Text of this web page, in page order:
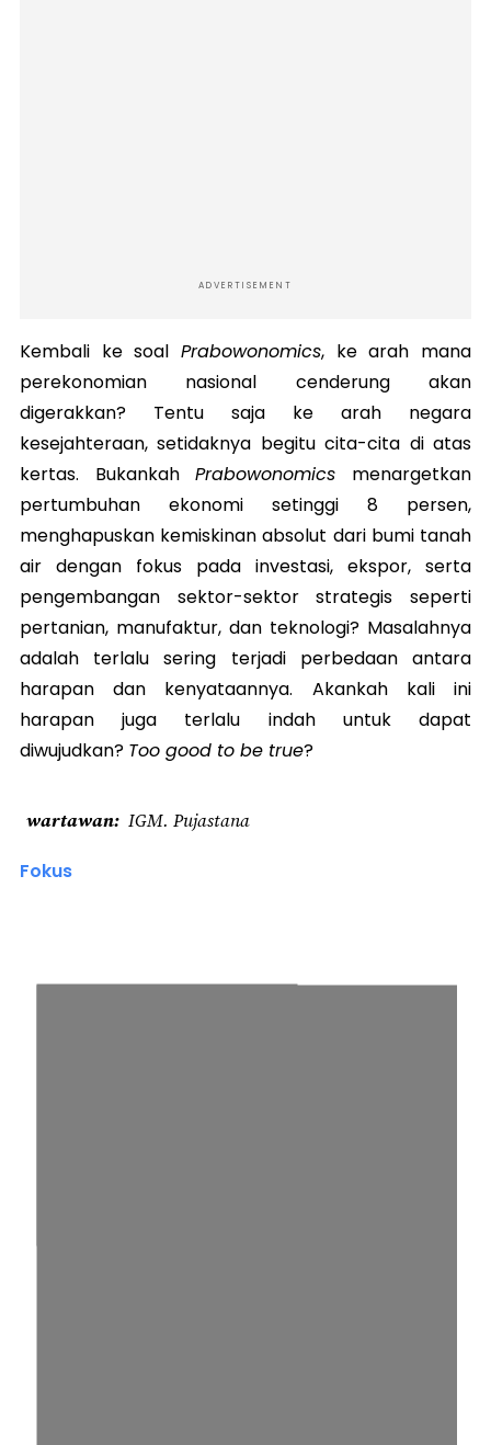
ADVERTISEMENT
Kembali ke soal Prabowonomics, ke arah mana
perekonomian nasional cenderung akan
digerakkan? Tentu saja ke arah negara
kesejahteraan, setidaknya begitu cita-cita di atas
kertas. BukankahPrabowonomics menargetkan
pertumbuhan ekonomi setinggi 8 persen,
menghapuskan kemiskinan absolut dari bumi tanah
air dengan fokus pada investasi, ekspor, serta
pengembangan sektor-sektor strategis seperti
pertanian, manufaktur, dan teknologi? Masalahnya
adalah terlalu sering terjadi perbedaan antara
harapan dan kenyataannya. Akankah kali ini
harapan juga terlalu indah untuk dapat
diwujudkan? Too good to be true?
wartawan IGM. Pujastana
Fokus